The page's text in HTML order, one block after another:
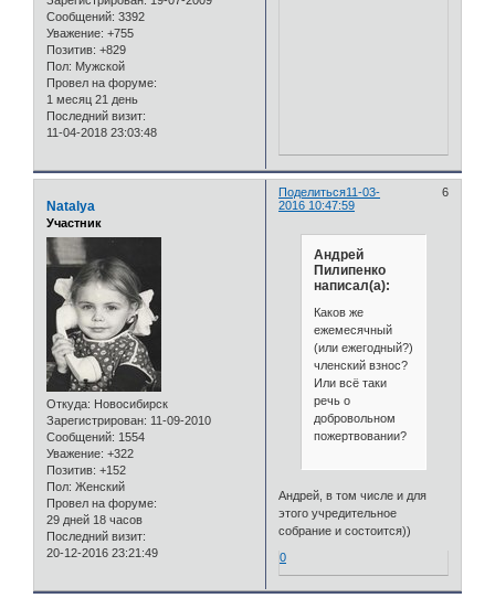
Сообщений: 3392
Уважение: +755
Позитив: +829
Пол: Мужской
Провел на форуме:
1 месяц 21 день
Последний визит:
11-04-2018 23:03:48
Поделиться 6
11-03-
2016 10:47:59
Natalya
Участник
Откуда: Новосибирск
Зарегистрирован: 11-09-2010
Сообщений: 1554
Уважение: +322
Позитив: +152
Пол: Женский
Провел на форуме:
29 дней 18 часов
Последний визит:
20-12-2016 23:21:49
Андрей
Пилипенко
написал(а):
Каков же
ежемесячный
(или ежегодный?)
членский взнос?
Или всё таки
речь о
добровольном
пожертвовании?
Андрей, в том числе и для
этого учредительное
собрание и состоится))
0